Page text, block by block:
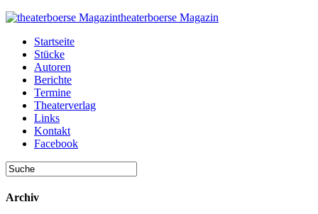
theaterboerse Magazin
Startseite
Stücke
Autoren
Berichte
Termine
Theaterverlag
Links
Kontakt
Facebook
Archiv